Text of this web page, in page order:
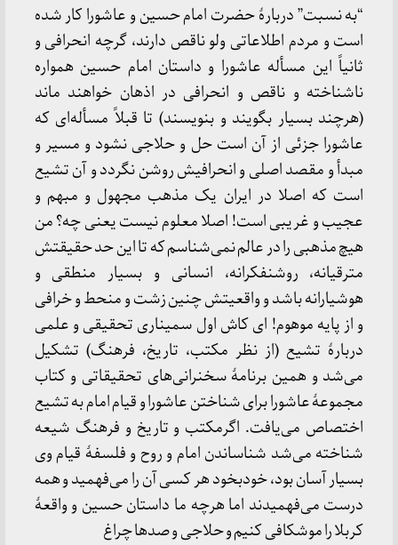
“به نسبت” دربارۀ حضرت امام حسین و عاشورا کار شده
است و مردم اطلاعاتی ولو ناقص دارند، گرچه انحرافی و
ثانیاً این مسأله عاشورا و داستان امام حسین همواره
ناشناخته و ناقص و انحرافی در اذهان خواهند ماند
(هرچند بسیار بگویند و بنویسند) تا قبلاً مسأله‌ای که
عاشورا جزئی از آن است حل و حلاجی نشود و مسیر و
مبدأ و مقصد اصلی و انحرافیش روشن نگردد و آن تشیع
است که اصلا در ایران یک مذهب مجهول و مبهم و
عجیب و غریبی است! اصلا معلوم نیست یعنی چه؟ من
هیچ مذهبی را در عالم نمی‌شناسم که تا این حد حقیقتش
مترقیانه، روشنفکرانه، انسانی و بسیار منطقی و
هوشیارانه باشد و واقعیتش چنین زشت و منحط و خرافی
و از پایه موهوم! ای کاش اول سمیناری تحقیقی و علمی
دربارۀ تشیع (از نظر مکتب، تاریخ، فرهنگ) تشکیل
می‌شد و همین برنامۀ سخنرانی‌های تحقیقاتی و کتاب
مجموعۀ عاشورا برای شناختن عاشورا و قیام امام به تشیع
اختصاص می‌یافت. اگرمکتب و تاریخ و فرهنگ شیعه
شناخته می‌شد شناساندن امام و روح و فلسفۀ قیام وی
بسیار آسان بود، خودبخود هر کسی آن را می‌فهمید و همه
درست می‌فهمیدند اما هرچه ما داستان حسین و واقعۀ
کربلا را موشکافی کنیم و حلاجی و صدها چراغ